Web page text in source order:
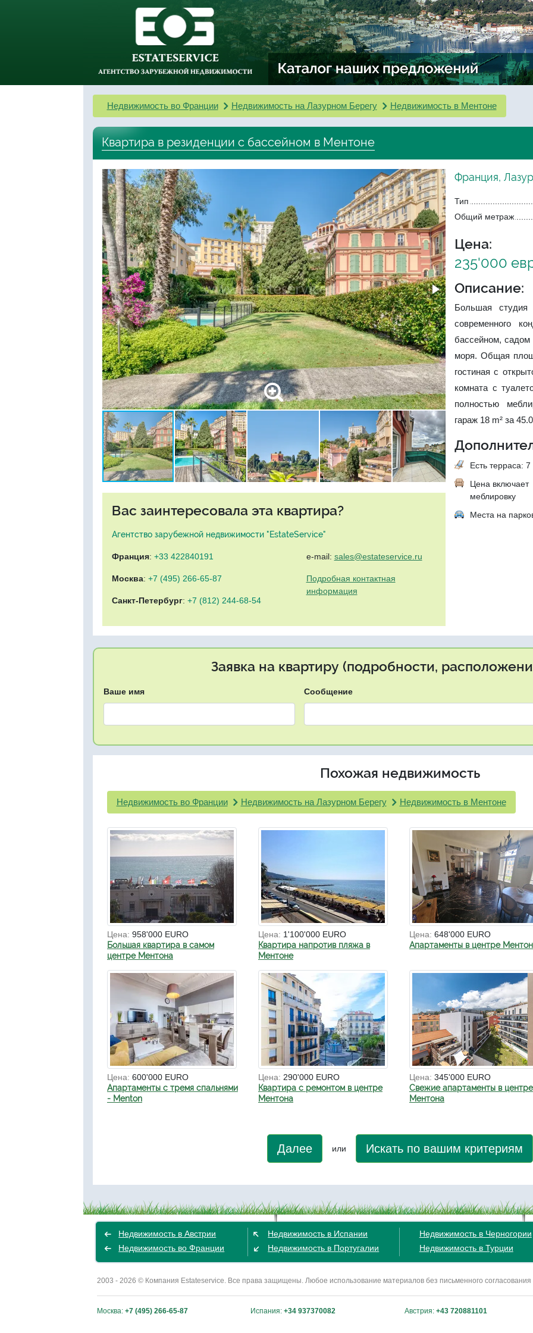
Недвижимость во Франции Недвижимость на Лазурном Берегу Недвижимость в Ментоне
Квартира в резиденции с бассейном в Ментоне
Вас заинтересовала эта квартира?
Агентство зарубежной недвижимости "EstateService"
Франция: +33 422840191
Москва: +7 (495) 266-65-87
Санкт-Петербург: +7 (812) 244-68-54
e-mail: sales@estateservice.ru
Подробная контактная
информация
Франция,
Тип
Общий метраж
Цена:
235'000
Описание:
Большая
современного
бассейном, садом
моря. Общая
гостиная с
комната с
полностью
гараж 18 m² за
Есть терраса: 7
Цена включает
меблировку
Места на
Заявка на квартиру (подробности,
Ваше имя Сообщение
Похожая недвижимость
Недвижимость во Франции Недвижимость на Лазурном Берегу Недвижимость в Ментоне
Цена: 958'000 EURO
Большая квартира в самом
центре Ментона
Цена: 1'100'000 EURO
Квартира напротив пляжа в
Ментоне
Цена: 648'000 EURO
Апартаменты в центре
Цена: 600'000 EURO
Апартаменты с тремя спальнями
- Menton
Цена: 290'000 EURO
Квартира с ремонтом в центре
Ментона
Цена: 345'000 EURO
Свежие апартаменты в центре
Ментона
Далее или Искать по вашим критериям
Недвижимость в Австрии
Недвижимость во Франции
Недвижимость в Испании
Недвижимость в Португалии
Недвижимость в Черногории
Недвижимость в Турции
2003 - 2026 © Компания Estateservice. Все права защищены. Любое использование материалов без письменного
Москва: +7 (495) 266-65-87 Испания: +34 937370082 Австрия: +43 720881101